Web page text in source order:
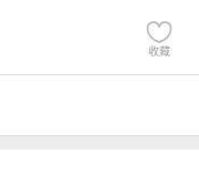
收藏